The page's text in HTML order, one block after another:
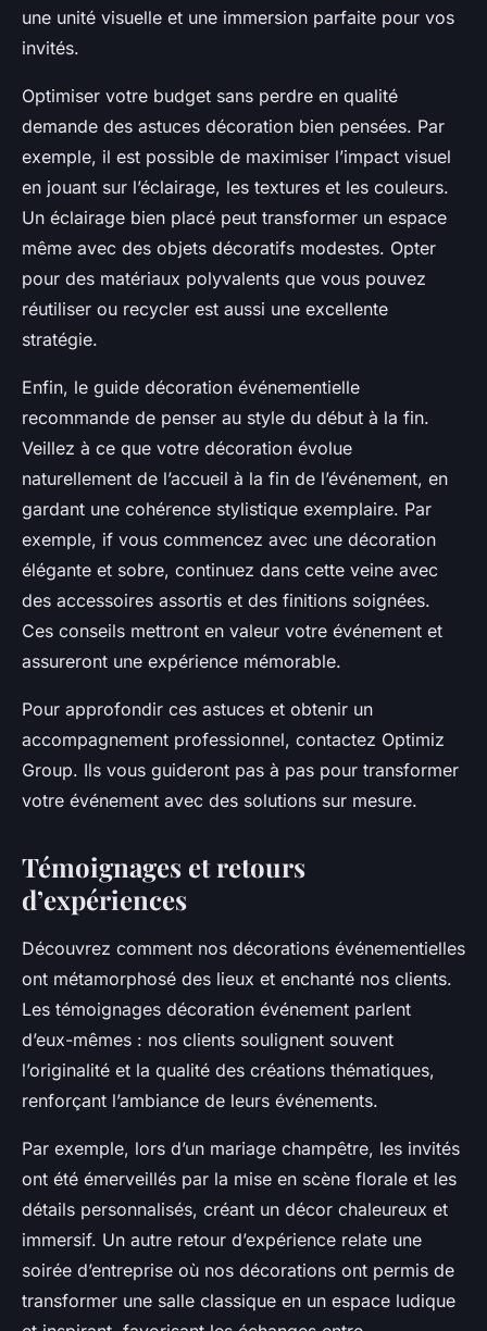
une unité visuelle et une immersion parfaite pour vos
invités.
Optimiser votre budget sans perdre en qualité
demande des astuces décoration bien pensées. Par
exemple, il est possible de maximiser l’impact visuel
en jouant sur l’éclairage, les textures et les couleurs.
Un éclairage bien placé peut transformer un espace
même avec des objets décoratifs modestes. Opter
pour des matériaux polyvalents que vous pouvez
réutiliser ou recycler est aussi une excellente
stratégie.
Enfin, le guide décoration événementielle
recommande de penser au style du début à la fin.
Veillez à ce que votre décoration évolue
naturellement de l’accueil à la fin de l’événement, en
gardant une cohérence stylistique exemplaire. Par
exemple, if vous commencez avec une décoration
élégante et sobre, continuez dans cette veine avec
des accessoires assortis et des finitions soignées.
Ces conseils mettront en valeur votre événement et
assureront une expérience mémorable.
Pour approfondir ces astuces et obtenir un
accompagnement professionnel, contactez Optimiz
Group. Ils vous guideront pas à pas pour transformer
votre événement avec des solutions sur mesure.
Témoignages et retours
d’expériences
Découvrez comment nos décorations événementielles
ont métamorphosé des lieux et enchanté nos clients.
Les témoignages décoration événement parlent
d’eux-mêmes : nos clients soulignent souvent
l’originalité et la qualité des créations thématiques,
renforçant l’ambiance de leurs événements.
Par exemple, lors d’un mariage champêtre, les invités
ont été émerveillés par la mise en scène florale et les
détails personnalisés, créant un décor chaleureux et
immersif. Un autre retour d’expérience relate une
soirée d’entreprise où nos décorations ont permis de
transformer une salle classique en un espace ludique